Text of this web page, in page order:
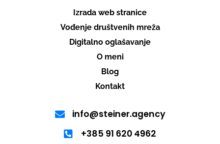
Izrada web stranice
Vođenje društvenih mreža
Digitalno oglašavanje
O meni
Blog
Kontakt
info@steiner.agency
+385 91 620 4962